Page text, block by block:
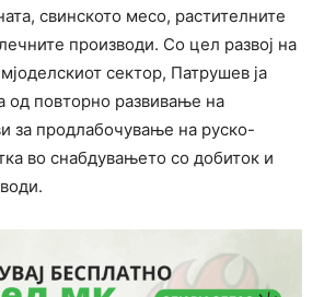
свинското месо, растителните
производи. Со цел развој на
сектор, Патрушев ја
од повторно развивање на
за продлабочување на руско-
во снабдувањето со добиток и